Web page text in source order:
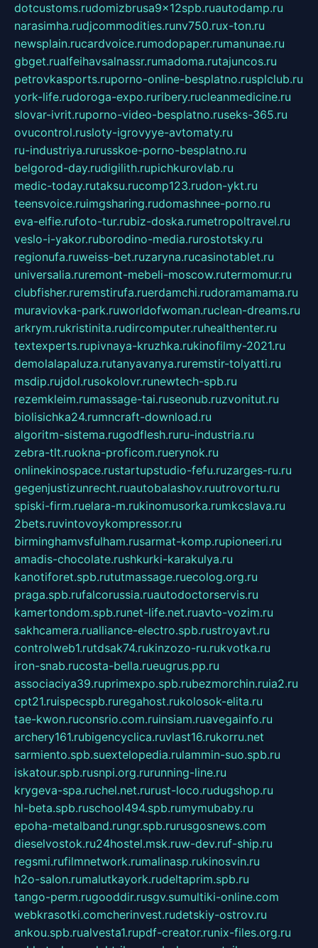
dotcustoms.rudomizbrusa9x12spb.ruautodamp.ru
narasimha.rudjcommodities.runv750.rux-ton.ru
newsplain.rucardvoice.rumodopaper.rumanunae.ru
gbget.rualfeihavsalnassr.rumadoma.rutajuncos.ru
petrovkasports.ruporno-online-besplatno.rusplclub.ru
york-life.rudoroga-expo.ruribery.rucleanmedicine.ru
slovar-ivrit.ruporno-video-besplatno.ruseks-365.ru
ovucontrol.rusloty-igrovyye-avtomaty.ru
ru-industriya.rurusskoe-porno-besplatno.ru
belgorod-day.rudigilith.rupichkurovlab.ru
medic-today.rutaksu.rucomp123.rudon-ykt.ru
teensvoice.ruimgsharing.rudomashnee-porno.ru
eva-elfie.rufoto-tur.rubiz-doska.rumetropoltravel.ru
veslo-i-yakor.ruborodino-media.rurostotsky.ru
regionufa.ruweiss-bet.ruzaryna.rucasinotablet.ru
universalia.ruremont-mebeli-moscow.rutermomur.ru
clubfisher.ruremstirufa.ruerdamchi.rudoramamama.ru
muraviovka-park.ruworldofwoman.ruclean-dreams.ru
arkrym.rukristinita.rudircomputer.ruhealthenter.ru
textexperts.rupivnaya-kruzhka.rukinofilmy-2021.ru
demolalapaluza.rutanyavanya.ruremstir-tolyatti.ru
msdip.rujdol.rusokolovr.runewtech-spb.ru
rezemkleim.rumassage-tai.ruseonub.ruzvonitut.ru
biolisichka24.rumncraft-download.ru
algoritm-sistema.rugodflesh.ruru-industria.ru
zebra-tlt.ruokna-proficom.ruerynok.ru
onlinekinospace.rustartupstudio-fefu.ruzarges-ru.ru
gegenjustizunrecht.ruautobalashov.ruutrovortu.ru
spiski-firm.ruelara-m.rukinomusorka.rumkcslava.ru
2bets.ruvintovoykompressor.ru
birminghamvsfulham.rusarmat-komp.rupioneeri.ru
amadis-chocolate.rushkurki-karakulya.ru
kanotiforet.spb.rututmassage.ruecolog.org.ru
praga.spb.rufalcorussia.ruautodoctorservis.ru
kamertondom.spb.runet-life.net.ruavto-vozim.ru
sakhcamera.rualliance-electro.spb.rustroyavt.ru
controlweb1.rutdsak74.rukinzozo-ru.rukvotka.ru
iron-snab.rucosta-bella.rueugrus.pp.ru
associaciya39.ruprimexpo.spb.rubezmorchin.ruia2.ru
cpt21.ruispecspb.ruregahost.rukolosok-elita.ru
tae-kwon.ruconsrio.com.ruinsiam.ruavegainfo.ru
archery161.rubigencyclica.ruvlast16.rukorru.net
sarmiento.spb.suextelopedia.rulammin-suo.spb.ru
iskatour.spb.rusnpi.org.rurunning-line.ru
krygeva-spa.ruchel.net.rurust-loco.rudugshop.ru
hl-beta.spb.ruschool494.spb.rumymubaby.ru
epoha-metalband.rungr.spb.rurusgosnews.com
dieselvostok.ru24hostel.msk.ruw-dev.ruf-ship.ru
regsmi.rufilmnetwork.rumalinasp.rukinosvin.ru
h2o-salon.rumalutkayork.rudeltaprim.spb.ru
tango-perm.rugooddir.rusgv.sumultiki-online.com
webkrasotki.comcherinvest.rudetskiy-ostrov.ru
ankou.spb.rualvesta1.rupdf-creator.runix-files.org.ru